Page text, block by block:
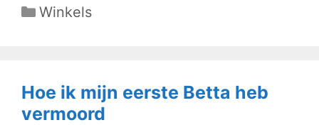
Categorieën
Winkels
Hoe ik mijn eerste Betta heb
vermoord